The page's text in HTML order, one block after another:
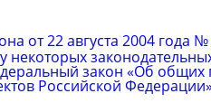
от 22 августа 2004
закон «Об общих
Российской